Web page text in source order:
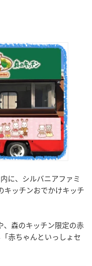
に、シルバニアファミ
キッチンおでかけキッチ
、森のキッチン限定の赤
赤ちゃんといっしょセ